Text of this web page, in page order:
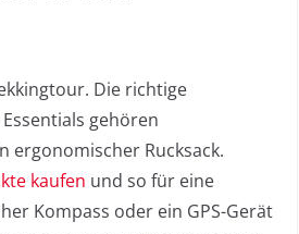
Die richtige
gehören
ergonomischer Rucksack.
kaufen und so für eine
Kompass oder ein GPS-Gerät